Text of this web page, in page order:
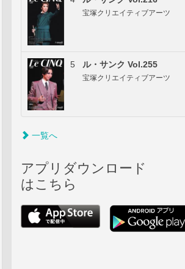
宝塚クリエイティブアーツ
5 ル・サンク Vol.255
宝塚クリエイティブアーツ
一覧へ
アプリダウンロード
はこちら